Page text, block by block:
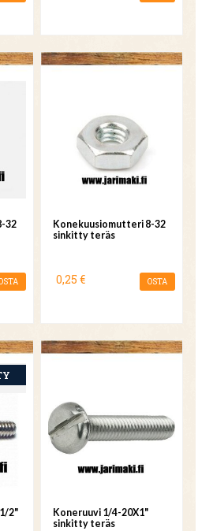
32
Konekuusiomutteri 8-32
sinkitty teräs
0,25 € OSTA
2"
Koneruuvi 1/4-20X1"
sinkitty teräs